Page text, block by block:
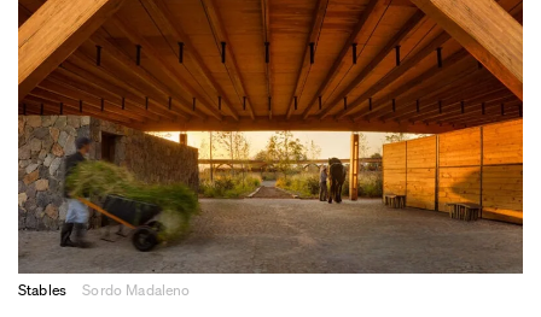
Stables Sordo Madaleno